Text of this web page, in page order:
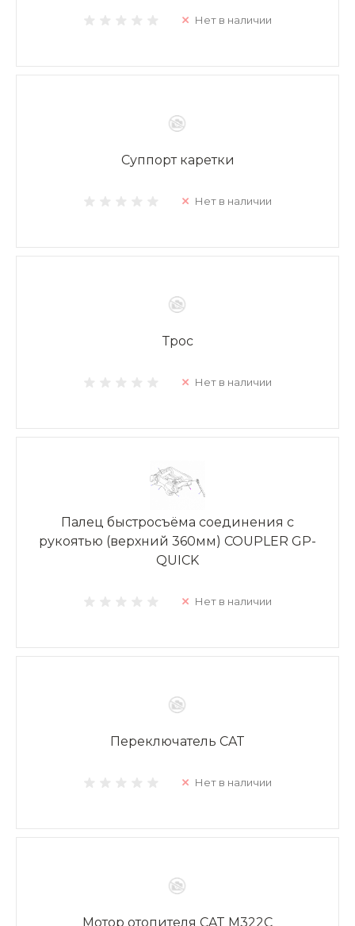
Нет в наличии
Суппорт каретки
Нет в наличии
Трос
Нет в наличии
Палец быстросъёма соединения с
рукоятью (верхний 360мм) COUPLER GP-
QUICK
Нет в наличии
Переключатель CAT
Нет в наличии
Мотор отопителя CAT M322C